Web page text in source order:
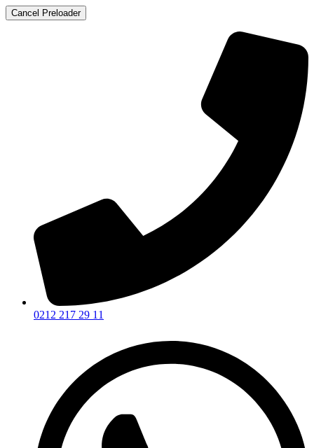
Cancel Preloader
0212 217 29 11